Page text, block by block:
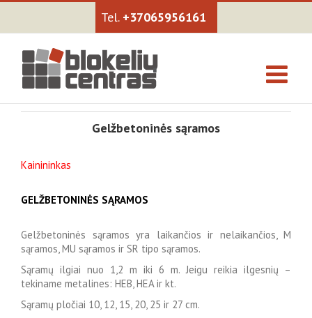
+37065956161
Gelžbetoninės sąramos
Kainininkas
GELŽBETONINĖS SĄRAMOS
Gelžbetoninės sąramos yra laikančios ir nelaikančios, M
sąramos, MU sąramos ir SR tipo sąramos.
Sąramų ilgiai nuo 1,2 m iki 6 m. Jeigu reikia ilgesnių –
tekiname metalines: HEB, HEA ir kt.
Sąramų pločiai 10, 12, 15, 20, 25 ir 27 cm.